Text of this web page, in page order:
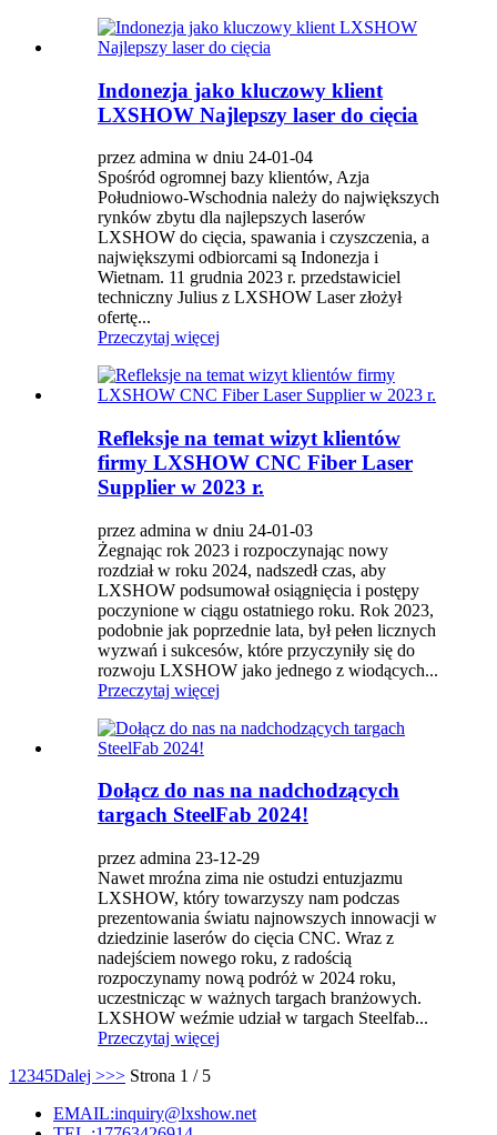
Indonezja jako kluczowy klient
LXSHOW Najlepszy laser do cięcia
przez admina w dniu 24-01-04
Spośród ogromnej bazy klientów, Azja
Południowo-Wschodnia należy do największych
rynków zbytu dla najlepszych laserów
LXSHOW do cięcia, spawania i czyszczenia, a
największymi odbiorcami są Indonezja i
Wietnam. 11 grudnia 2023 r. przedstawiciel
techniczny Julius z LXSHOW Laser złożył
ofertę...
Przeczytaj więcej
Refleksje na temat wizyt klientów
firmy LXSHOW CNC Fiber Laser
Supplier w 2023 r.
przez admina w dniu 24-01-03
Żegnając rok 2023 i rozpoczynając nowy
rozdział w roku 2024, nadszedł czas, aby
LXSHOW podsumował osiągnięcia i postępy
poczynione w ciągu ostatniego roku. Rok 2023,
podobnie jak poprzednie lata, był pełen licznych
wyzwań i sukcesów, które przyczyniły się do
rozwoju LXSHOW jako jednego z wiodących...
Przeczytaj więcej
Dołącz do nas na nadchodzących
targach SteelFab 2024!
przez admina 23-12-29
Nawet mroźna zima nie ostudzi entuzjazmu
LXSHOW, który towarzyszy nam podczas
prezentowania światu najnowszych innowacji w
dziedzinie laserów do cięcia CNC. Wraz z
nadejściem nowego roku, z radością
rozpoczynamy nową podróż w 2024 roku,
uczestnicząc w ważnych targach branżowych.
LXSHOW weźmie udział w targach Steelfab...
Przeczytaj więcej
1 2345Dalej >>> Strona 1 / 5
EMAIL:inquiry@lxshow.net